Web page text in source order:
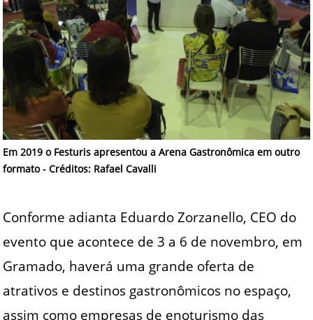
Em 2019 o Festuris apresentou a Arena Gastronômica em outro
formato - Créditos: Rafael Cavalli
Conforme adianta Eduardo Zorzanello, CEO do
evento que acontece de 3 a 6 de novembro, em
Gramado, haverá uma grande oferta de
atrativos e destinos gastronômicos no espaço,
assim como empresas de enoturismo das